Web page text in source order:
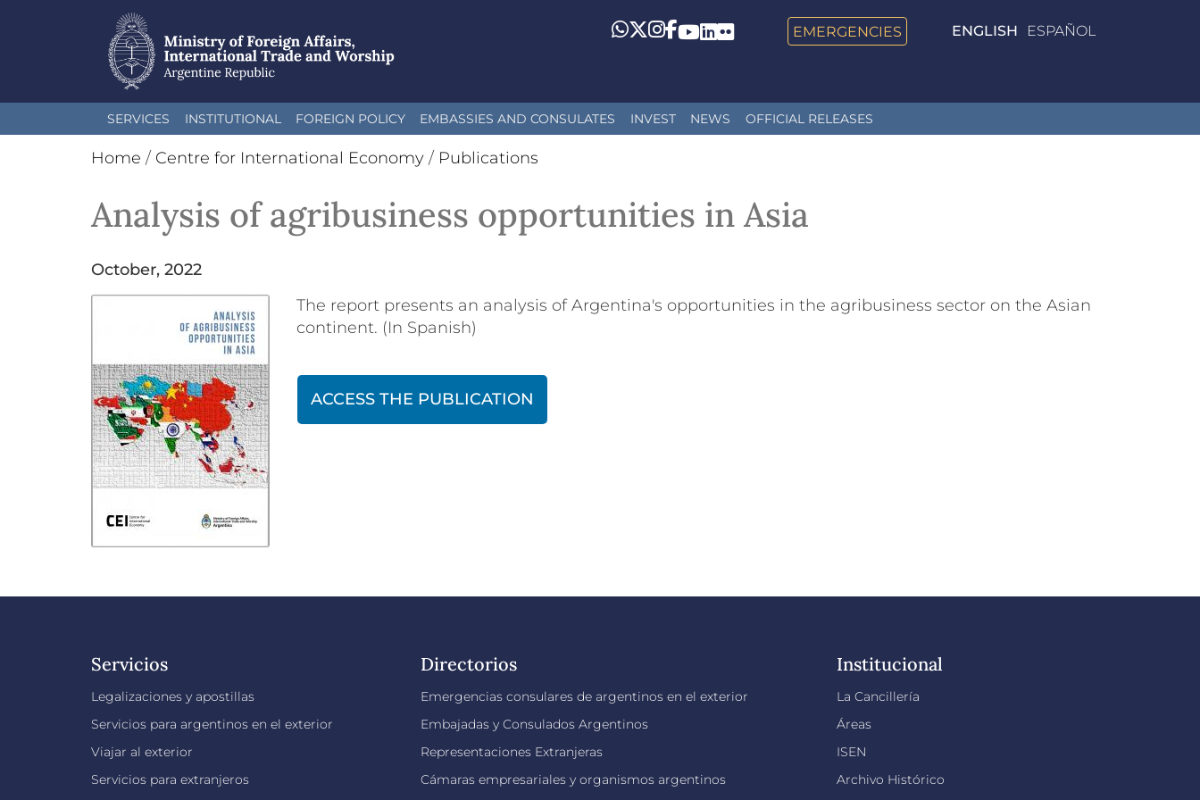
Skip
to
ENGLISH ESPAÑOL
Whatsapp
Twitter
Instagram
Facebook
YouTube
LinkedIn
Flickr EMERGENCIES
SERVICES INSTITUTIONAL FOREIGN POLICY EMBASSIES AND CONSULATES INVEST NEWS OFFICIAL RELEASES
Home / Centre for International Economy / Publications
Analysis of agribusiness opportunities in Asia
October, 2022
The report presents an analysis of Argentina's opportunities in the agribusiness sector on the Asian
continent. (In Spanish)
ACCESS THE PUBLICATION
Servicios
Legalizaciones y apostillas
Servicios para argentinos en el exterior
Viajar al exterior
Servicios para extranjeros
Directorios
Emergencias consulares de argentinos en el exterior
Embajadas y Consulados Argentinos
Representaciones Extranjeras
Cámaras empresariales y organismos argentinos
Institucional
La Cancillería
Áreas
ISEN
Archivo Histórico